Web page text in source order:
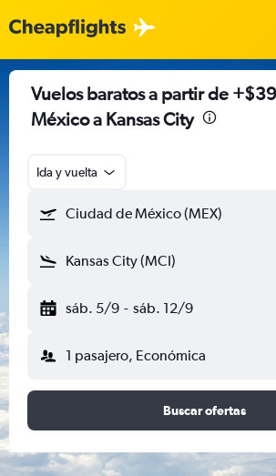
Vuelos baratos a partir de
México a Kansas City
Ida y vuelta
Ciudad de México (MEX)
Kansas City (MCI)
sáb. 5/9 - sáb. 12/9
1 pasajero, Económica
Buscar ofertas